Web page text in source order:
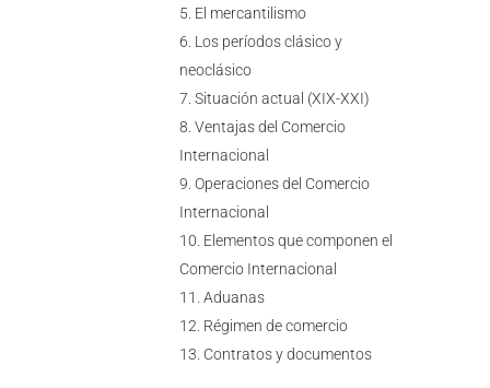
El mercantilismo
Los períodos clásico y
neoclásico
Situación actual (XIX-XXI)
Ventajas del Comercio
Internacional
Operaciones del Comercio
Internacional
Elementos que componen el
Comercio Internacional
Aduanas
Régimen de comercio
Contratos y documentos